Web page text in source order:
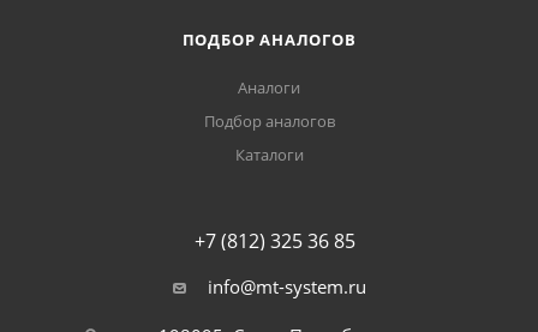
ПОДБОР АНАЛОГОВ
Аналоги
Подбор аналогов
Каталоги
+7 (812) 325 36 85
info@mt-system.ru